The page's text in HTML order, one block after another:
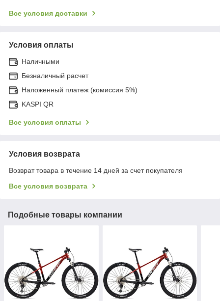
Все условия доставки
Условия оплаты
Наличными
Безналичный расчет
Наложенный платеж (комиссия 5%)
KASPI QR
Все условия оплаты
Условия возврата
Возврат товара в течение 14 дней за счет покупателя
Все условия возврата
Подобные товары компании